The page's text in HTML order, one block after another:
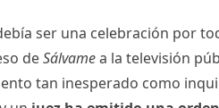
ser una celebración por
deSálvamea la televisión
tan inesperado como